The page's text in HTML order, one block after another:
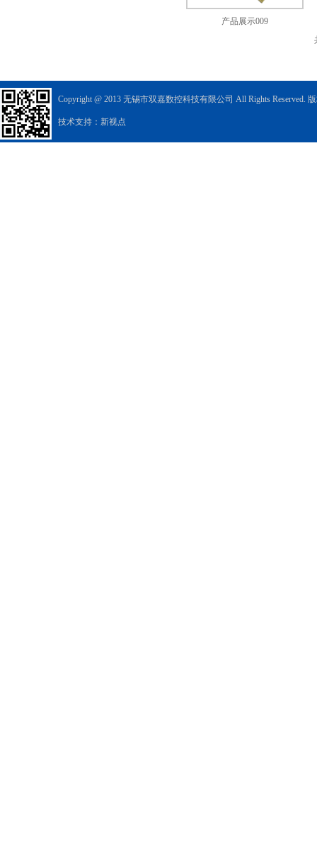
产品展示009
Copyright @ 2013 无锡市双嘉数控科技有限公司 All Rights Reserved.
技术支持：新视点